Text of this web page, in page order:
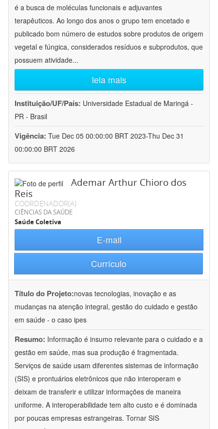
é a busca de moléculas funcionais e adjuvantes
terapêuticos. Ao longo dos anos o grupo tem encetado e
publicado bom número de estudos sobre produtos de origem
vegetal e fúngica, considerados resíduos e subprodutos, que
possuem atividade...
leia mais
Instituição/UF/País: Universidade Estadual de Maringá -
PR - Brasil
Vigência: Tue Dec 05 00:00:00 BRT 2023-Thu Dec 31
00:00:00 BRT 2026
Ademar Arthur Chioro dos
Reis
COORDENADOR(A)
CIÊNCIAS DA SAÚDE
Saúde Coletiva
E-mail
Currículo
Título do Projeto:novas tecnologias, inovação e as
mudanças na atenção integral, gestão do cuidado e gestão
em saúde - o caso ipes
Resumo: Informação é insumo relevante para o cuidado e a
gestão em saúde, mas sua produção é fragmentada.
Serviços de saúde usam diferentes sistemas de informação
(SIS) e prontuários eletrônicos que não interoperam e
deixam de transferir e utilizar informações de maneira
uniforme. A interoperabilidade tem alto custo e é dominada
por poucas empresas estrangeiras. Tornar SIS